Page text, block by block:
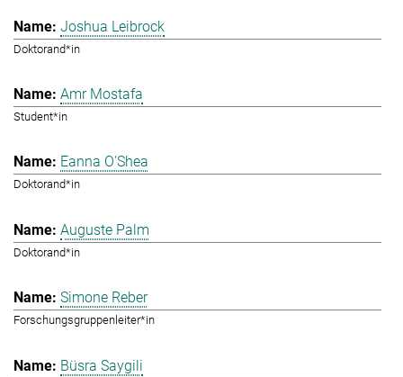
Joshua Leibrock
Doktorand*in
Amr Mostafa
Student*in
Eanna O'Shea
Doktorand*in
Auguste Palm
Doktorand*in
Simone Reber
Forschungsgruppenleiter*in
Büsra Saygili